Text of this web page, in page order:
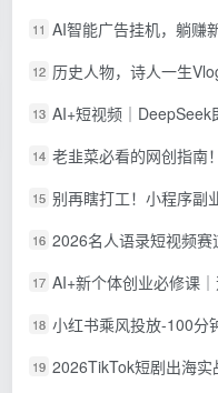
11 AI智能广告挂机，躺赚新模式 设备托
12 历史人物，诗人一生Vlog教学， AI制作丨伙伴计划丨精选
13 AI+短视频｜DeepSeek即梦豆包小云雀全工具教学，从账号定
14 老韭菜必看的网创指南！了解项目类型，才能找
15 别再瞎打工！小程序副业
16 2026名人语录短视频赛道全攻略；从文案撰写到声音克
17 AI+新个体创业必修课｜道法术器｜商业逻辑·小红书流量·AI
18 小红书乘风投放-100分钟实操课｜开户返点·标准投搭建·莱卡
19 2026TikTok短剧出海实战课：IAA广告分账×IAP付费变现×账